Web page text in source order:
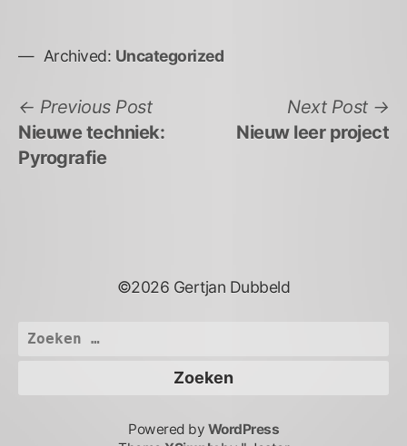
Archived: Uncategorized
Bericht
navigatie
Previous PostPrevious
post:
Nieuwe techniek:
Pyrografie
Next Post
Nieuw leer project
©2026 Gertjan Dubbeld
Zoeken
Powered by WordPress